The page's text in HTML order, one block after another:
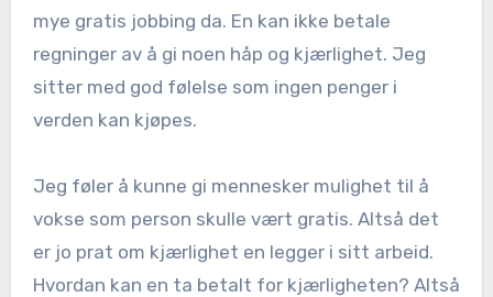
mye gratis jobbing da. En kan ikke betale
regninger av å gi noen håp og kjærlighet. Jeg
sitter med god følelse som ingen penger i
verden kan kjøpes.
Jeg føler å kunne gi mennesker mulighet til å
vokse som person skulle vært gratis. Altså det
er jo prat om kjærlighet en legger i sitt arbeid.
Hvordan kan en ta betalt for kjærligheten? Altså